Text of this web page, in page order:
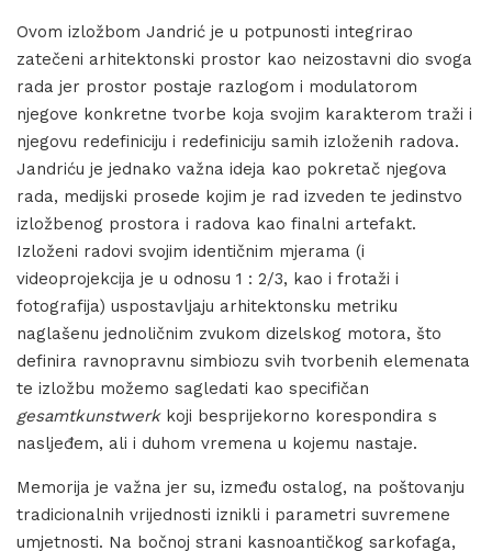
Ovom izložbom Jandrić je u potpunosti integrirao
zatečeni arhitektonski prostor kao neizostavni dio svoga
rada jer prostor postaje razlogom i modulatorom
njegove konkretne tvorbe koja svojim karakterom traži i
njegovu redefiniciju i redefiniciju samih izloženih radova.
Jandriću je jednako važna ideja kao pokretač njegova
rada, medijski prosede kojim je rad izveden te jedinstvo
izložbenog prostora i radova kao finalni artefakt.
Izloženi radovi svojim identičnim mjerama (i
videoprojekcija je u odnosu 1 : 2/3, kao i frotaži i
fotografija) uspostavljaju arhitektonsku metriku
naglašenu jednoličnim zvukom dizelskog motora, što
definira ravnopravnu simbiozu svih tvorbenih elemenata
te izložbu možemo sagledati kao specifičan
gesamtkunstwerkkoji besprijekorno korespondira s
nasljeđem, ali i duhom vremena u kojemu nastaje.
Memorija je važna jer su, između ostalog, na poštovanju
tradicionalnih vrijednosti iznikli i parametri suvremene
umjetnosti. Na bočnoj strani kasnoantičkog sarkofaga,